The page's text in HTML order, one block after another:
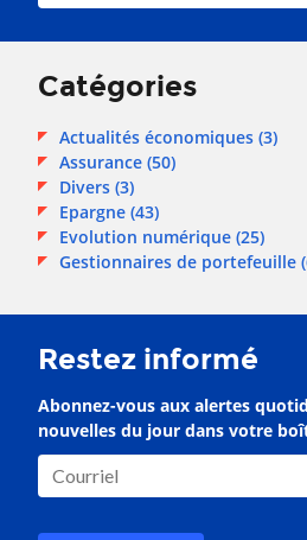
Catégories
Actualités économiques (3)
Assurance (50)
Divers (3)
Epargne (43)
Evolution numérique (25)
Gestionnaires de portefeuille
Restez informé
Abonnez-vous aux alertes
nouvelles du jour dans votre